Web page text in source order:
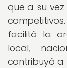
que a su
facilitó la
local,
contribuyó a